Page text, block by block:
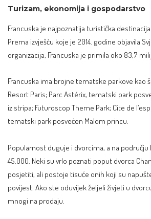
Turizam, ekonomija i gospodarstvo
Francuska je najpoznatija turistička
Prema izvješću koje je 2014. godine objavila
organizacija, Francuska je primila oko 83,7
Francuska ima brojne tematske parkove kao
Resort Paris; Parc Astérix, tematski park
iz stripa; Futuroscop Theme Park; Cite de
tematski park posvećen Malom princu.
Popularnost duguje i dvorcima, a na području
45.000. Neki su vrlo poznati poput dvorca
posjetiti, ali postoje tisuće onih koji su
povijest. Ako ste oduvijek željeli živjeti u
mnogi na prodaju.